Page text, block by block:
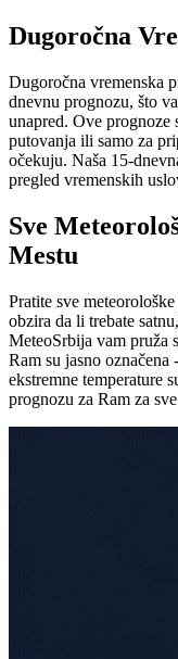
Dugoročna
Dugoročna vremenska
dnevnu prognozu, što
unapred. Ove prognoze
putovanja ili samo za
očekuju. Naša 15-
pregled vremenskih
Sve
Mestu
Pratite sve
obzira da li trebate
MeteoSrbija vam pruža
Ram su jasno
ekstremne temperature
prognozu za Ram za